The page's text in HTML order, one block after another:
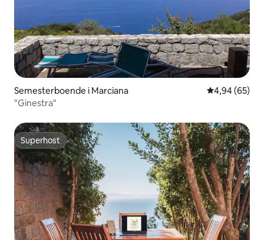
Semesterboende i Marciana 4,94 av 5 i
4,94 (65)
"Ginestra"
Superhost
Superhost